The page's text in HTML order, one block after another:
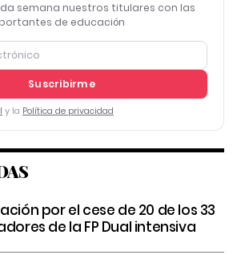
semana nuestros titulares con las
de educación
Suscribirme
y la Política de privacidad
por el cese de 20 de los 33
de la FP Dual intensiva